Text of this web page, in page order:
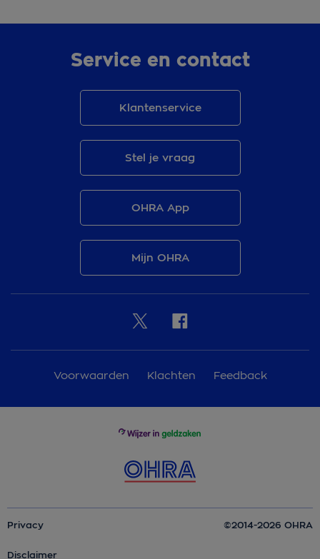
Service en contact
Klantenservice
Stel je vraag
OHRA App
Mijn OHRA
Voorwaarden Klachten Feedback
Privacy
Disclaimer
©2014-2026 OHRA